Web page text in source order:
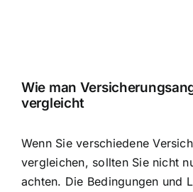
Wie man
vergleicht
Wenn Sie verschiedene
vergleichen, sollten Sie nicht
achten. Die Bedingungen und